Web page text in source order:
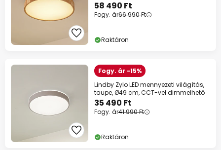
58 490 Ft
Fogy. ár66 990 Ft
Raktáron
Fogy. ár -15%
Lindby Zylo LED mennyezeti világítás,
taupe, Ø49 cm, CCT-vel dimmelhető
35 490 Ft
Fogy. ár41 990 Ft
Raktáron